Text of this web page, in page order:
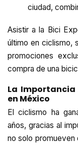
ciudad,
Asistir a la Bici
último en ciclismo,
promociones
compra de una
La Importancia
en México
El ciclismo ha
años, gracias al
no solo promueven